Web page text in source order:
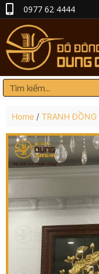
0977 62 4444
Home / TRANH ĐỒNG